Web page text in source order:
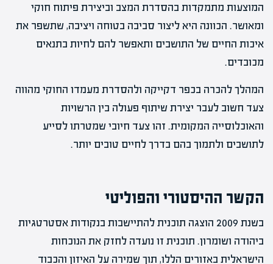
המוצעות מתמקדות בהסדרת המצב וביצירת פיתוח חוקי
ומאושר. הכוונה היא ליצור סביבה בטוחה ויציבה, שתשפר את
איכות החיים של התושבים ותאפשר להם לחיות בתנאים
מכובדים.
המהלך להכרה בכפר דקייקה ולהסדרת מעמדו החוקי מהווה
צעד חשוב לעבר יצירת שיתוף פעולה בין הרשויות
והאוכלוסייה המקומית. זהו צעד חיובי שמטרתו לסייע
לתושבים ולתמוך בהם בדרך לחיים טובים יותר.
הקשר ההיסטורי והפוליטי
בשנת 2009 הוצגה תוכנית להתיישבות בנקודות אסטרטגיות
ביהודה ושומרון. תוכנית זו נועדה לחזק את הנוכחות
הישראלית באזורים הללו, תוך שמירה על האיזון והכבוד